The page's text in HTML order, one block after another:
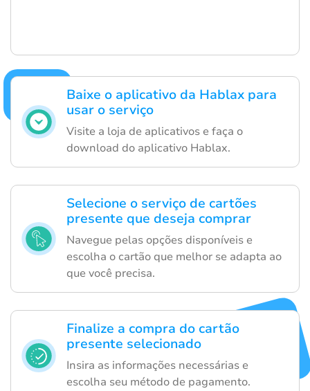
Baixe o aplicativo da Hablax para
usar o serviço
Visite a loja de aplicativos e faça o
download do aplicativo Hablax.
Selecione o serviço de cartões
presente que deseja comprar
Navegue pelas opções disponíveis e
escolha o cartão que melhor se adapta ao
que você precisa.
Finalize a compra do cartão
presente selecionado
Insira as informações necessárias e
escolha seu método de pagamento.